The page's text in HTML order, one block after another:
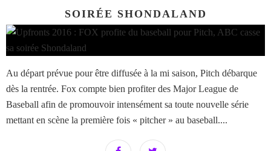
SOIRÉE SHONDALAND
Au départ prévue pour être diffusée à la mi saison, Pitch débarque
dès la rentrée. Fox compte bien profiter des Major League de
Baseball afin de promouvoir intensément sa toute nouvelle série
mettant en scène la première fois « pitcher » au baseball....